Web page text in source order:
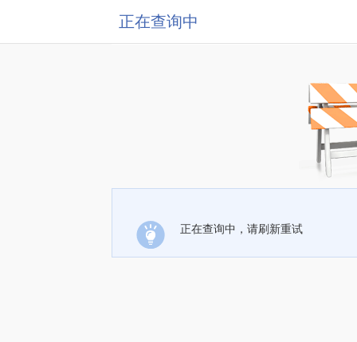
正在查询中
正在查询中，请刷新重试